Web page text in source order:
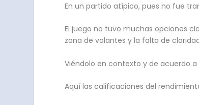
En un partido atípico, pues no fue
El juego no tuvo muchas opciones
zona de volantes y la falta de
Viéndolo en contexto y de acuerdo
Aquí las calificaciones del